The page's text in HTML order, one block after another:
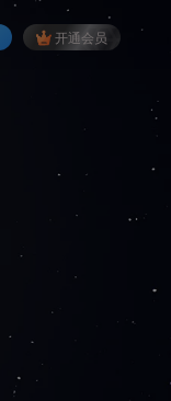
开通会员